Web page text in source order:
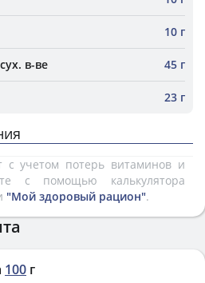
10 г
в-ве 45 г
23 г
с учетом потерь витаминов и
с помощью калькулятора
"Мой здоровый рацион".
100 г